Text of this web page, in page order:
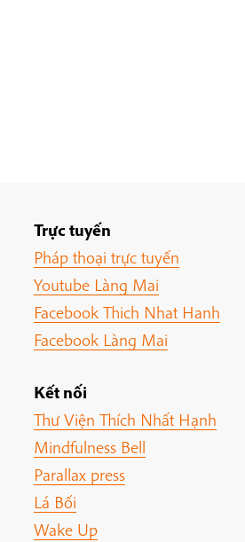
Trực tuyến
Pháp thoại trực tuyến
Youtube Làng Mai
Facebook Thich Nhat Hanh
Facebook Làng Mai
Kết nối
Thư Viện Thích Nhất Hạnh
Mindfulness Bell
Parallax press
Lá Bối
Wake Up